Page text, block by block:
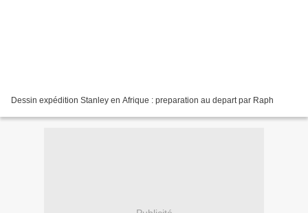
Dessin expédition Stanley en Afrique : preparation au depart par Raph